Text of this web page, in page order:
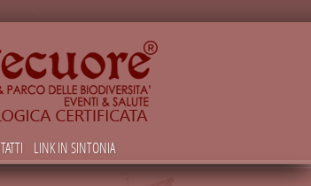
LINK IN SINTONIA